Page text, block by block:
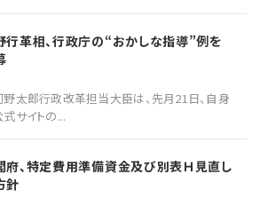
行革相、行政庁の“おかしな指導”例を
太郎行政改革担当大臣は、先月21日、自身
サイトの...
府、特定費用準備資金及び別表Ｈ見直し
針